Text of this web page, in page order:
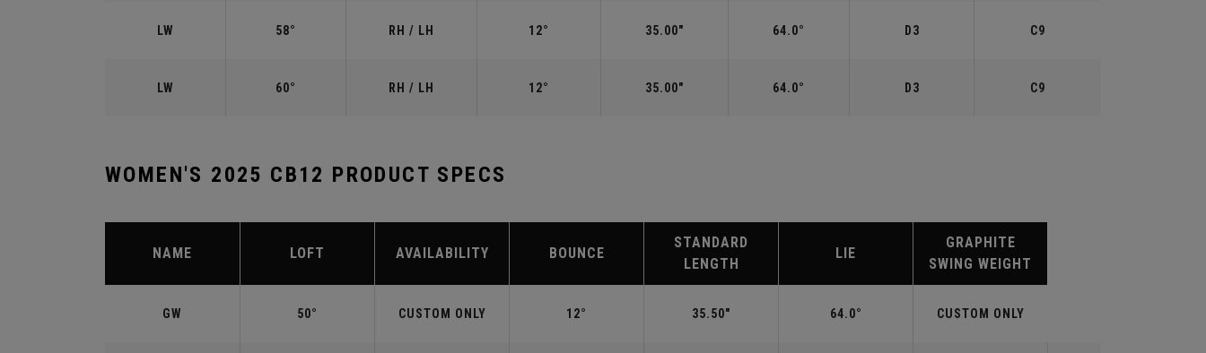
LW 58° RH / LH 12° 35.00" 64.0° D3 C9
LW 60° RH / LH 12° 35.00" 64.0° D3 C9
WOMEN'S 2025 CB12 PRODUCT SPECS
NAME LOFT AVAILABILITY BOUNCE
STANDARD
LENGTH
LIE
GRAPHITE
SWING WEIGHT
GW 50° CUSTOM ONLY 12° 35.50" 64.0° CUSTOM ONLY